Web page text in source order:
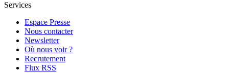
Services
Espace Presse
Nous contacter
Newsletter
Où nous voir ?
Recrutement
Flux RSS